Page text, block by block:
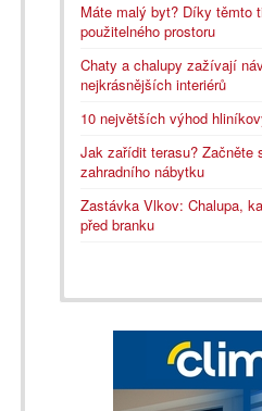
Máte malý byt? Díky těmto
použitelného prostoru
Chaty a chalupy zažívají
nejkrásnějších interiérů
10 největších výhod
Jak zařídit terasu? Začněte
zahradního nábytku
Zastávka Vlkov: Chalupa,
před branku